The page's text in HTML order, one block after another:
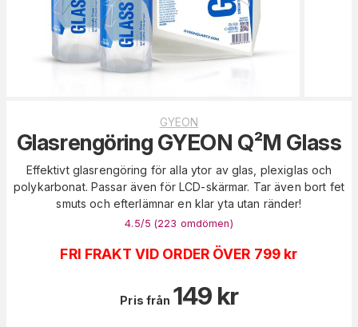
GYEON
Glasrengöring GYEON Q²M Glass
Effektivt glasrengöring för alla ytor av glas, plexiglas och
polykarbonat. Passar även för LCD-skärmar. Tar även bort fet
smuts och efterlämnar en klar yta utan ränder!
4.5/5 (223 omdömen)
FRI FRAKT VID ORDER ÖVER 799 kr
Pris från 149 kr